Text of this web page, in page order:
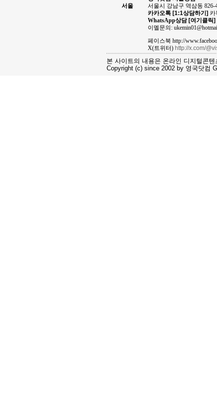
서울
서울시 강남구 역삼동
카카오톡 [1:1상담하기] 카
WhatsApp상담 [여기클릭]
이멜문의:
페이스북 http://
X(트위터) http://x.com/
본 사이트의 내용은 온라인 디지털콘
Copyright (c) since 2002 by 영국닷컴